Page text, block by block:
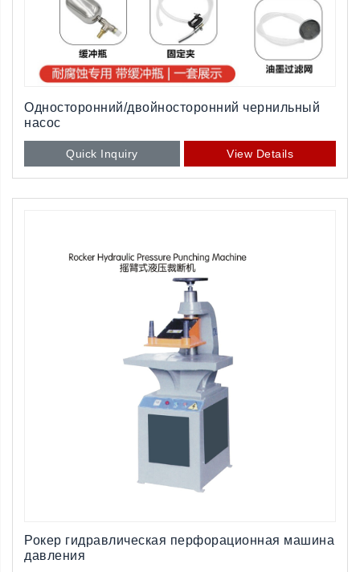
Односторонний/двойносторонний чернильный
насос
Quick Inquiry View Details
Рокер гидравлическая перфорационная машина
давления